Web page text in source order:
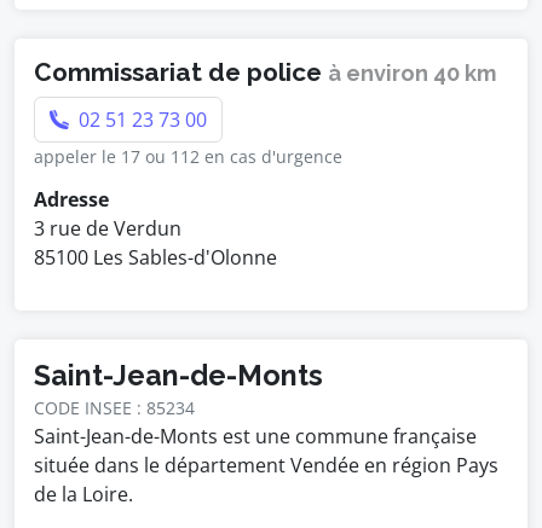
Commissariat de police à environ 40 km
02 51 23 73 00
appeler le 17 ou 112 en cas d'urgence
Adresse
3 rue de Verdun
85100 Les Sables-d'Olonne
Saint-Jean-de-Monts
CODE INSEE : 85234
Saint-Jean-de-Monts est une commune française
située dans le département Vendée en région Pays
de la Loire.